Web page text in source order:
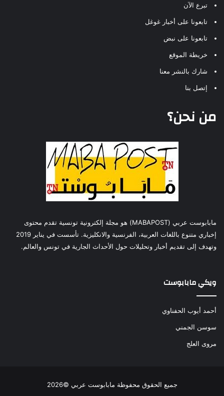
تبرع الآن
تابعونا على أخبار غوغل
تابعونا على نبض
خريطة الموقع
شارك بالنشر معنا
إتصل بنا
من نحن؟
مابابوست عربي (MABAPOST) هو مجلة إلكترونية تونسية تقدم محتوى
إخباري متنوع باللغات العربية، الفرنسية والانكليزية. تأسست في يناير 2019
وتهدف إلى تقديم أخبار وتحليلات حول الأحداث الجارية في تونس والعالم.
ويكي مابابوست
أحمد أيوب الحفناوي
سوسن الجمني
مروى العلج
جميع الحقوق محفوظة مابابوست عربي ©2026